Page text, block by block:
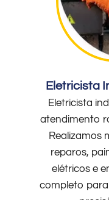
Eletricista
Eletricista
atendimento
Realizamos
reparos,
elétricos e
completo